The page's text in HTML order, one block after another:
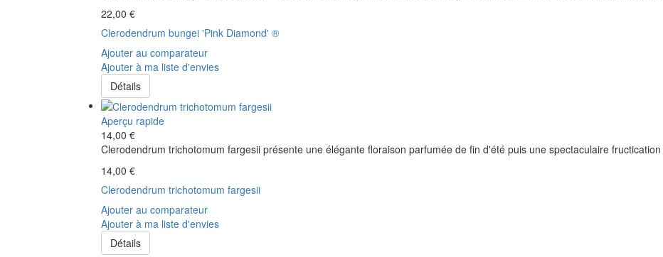
22,00 €
Clerodendrum bungei 'Pink Diamond' ®
Ajouter au comparateur
Ajouter à ma liste d'envies
Détails
Aperçu rapide
14,00 €
Clerodendrum trichotomum fargesii présente une élégante floraison parfumée de fin d'été puis une spectaculaire
14,00 €
Clerodendrum trichotomum fargesii
Ajouter au comparateur
Ajouter à ma liste d'envies
Détails